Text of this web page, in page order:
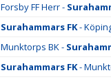
Forsby FF Herr -
Surahammars FK-
Munktorps BK -
Surahammars FK-